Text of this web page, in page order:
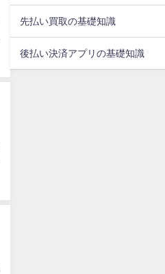
先払い買取の基礎知識
後払い決済アプリの基礎知識